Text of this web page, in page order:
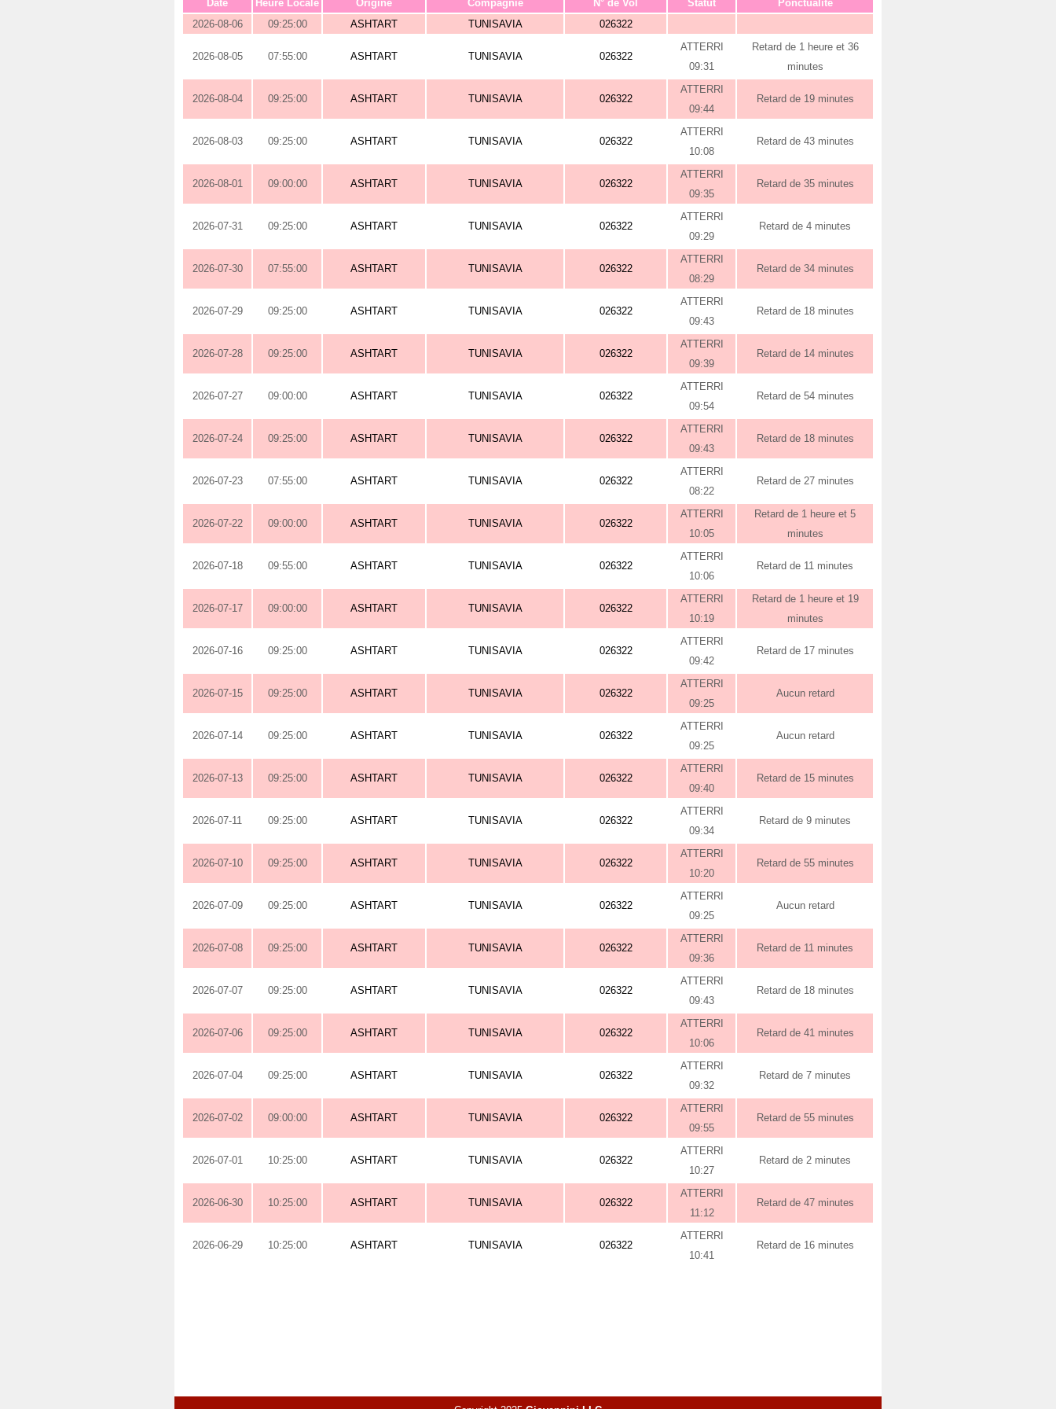
Date Heure Locale Origine Compagnie N° de Vol Statut
Ponctualité
2026-08-06
09:25:00 ASHTART TUNISAVIA 026322
2026-08-05 07:55:00 ASHTART TUNISAVIA 026322
ATTERRI
09:31
Retard de 1 heure et 36
minutes
2026-08-04 09:25:00 ASHTART TUNISAVIA 026322
ATTERRI
09:44
Retard de 19 minutes
2026-08-03 09:25:00 ASHTART TUNISAVIA 026322
ATTERRI
10:08
Retard de 43 minutes
2026-08-01 09:00:00 ASHTART TUNISAVIA 026322
ATTERRI
09:35
Retard de 35 minutes
2026-07-31 09:25:00 ASHTART TUNISAVIA 026322
ATTERRI
09:29
Retard de 4 minutes
2026-07-30 07:55:00 ASHTART TUNISAVIA 026322
ATTERRI
08:29
Retard de 34 minutes
2026-07-29 09:25:00 ASHTART TUNISAVIA 026322
ATTERRI
09:43
Retard de 18 minutes
2026-07-28 09:25:00 ASHTART TUNISAVIA 026322
ATTERRI
09:39
Retard de 14 minutes
2026-07-27 09:00:00 ASHTART TUNISAVIA 026322
ATTERRI
09:54
Retard de 54 minutes
2026-07-24 09:25:00 ASHTART TUNISAVIA 026322
ATTERRI
09:43
Retard de 18 minutes
2026-07-23 07:55:00 ASHTART TUNISAVIA 026322
ATTERRI
08:22
Retard de 27 minutes
2026-07-22 09:00:00 ASHTART TUNISAVIA 026322
ATTERRI
10:05
Retard de 1 heure et 5
minutes
2026-07-18 09:55:00 ASHTART TUNISAVIA 026322
ATTERRI
10:06
Retard de 11 minutes
2026-07-17 09:00:00 ASHTART TUNISAVIA 026322
ATTERRI
10:19
Retard de 1 heure et 19
minutes
2026-07-16 09:25:00 ASHTART TUNISAVIA 026322
ATTERRI
09:42
Retard de 17 minutes
2026-07-15 09:25:00 ASHTART TUNISAVIA 026322
ATTERRI
09:25
Aucun retard
2026-07-14 09:25:00 ASHTART TUNISAVIA 026322
ATTERRI
09:25
Aucun retard
2026-07-13 09:25:00 ASHTART TUNISAVIA 026322
ATTERRI
09:40
Retard de 15 minutes
2026-07-11 09:25:00 ASHTART TUNISAVIA 026322
ATTERRI
09:34
Retard de 9 minutes
2026-07-10 09:25:00 ASHTART TUNISAVIA 026322
ATTERRI
10:20
Retard de 55 minutes
2026-07-09 09:25:00 ASHTART TUNISAVIA 026322
ATTERRI
09:25
Aucun retard
2026-07-08 09:25:00 ASHTART TUNISAVIA 026322
ATTERRI
09:36
Retard de 11 minutes
2026-07-07 09:25:00 ASHTART TUNISAVIA 026322
ATTERRI
09:43
Retard de 18 minutes
2026-07-06 09:25:00 ASHTART TUNISAVIA 026322
ATTERRI
10:06
Retard de 41 minutes
2026-07-04 09:25:00 ASHTART TUNISAVIA 026322
ATTERRI
09:32
Retard de 7 minutes
2026-07-02 09:00:00 ASHTART TUNISAVIA 026322
ATTERRI
09:55
Retard de 55 minutes
2026-07-01 10:25:00 ASHTART TUNISAVIA 026322
ATTERRI
10:27
Retard de 2 minutes
2026-06-30 10:25:00 ASHTART TUNISAVIA 026322
ATTERRI
11:12
Retard de 47 minutes
2026-06-29 10:25:00 ASHTART TUNISAVIA 026322
ATTERRI
10:41
Retard de 16 minutes